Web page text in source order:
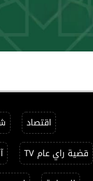
اقتصاد
قضية راي عام TV